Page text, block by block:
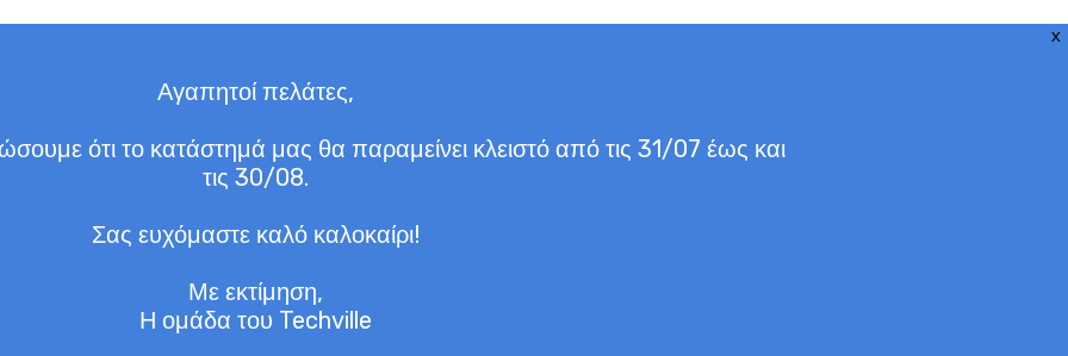
X
Αγαπητοί πελάτες,
ότι το κατάστημά μας θα παραμείνει κλειστό από τις 31/07 έως και
τις 30/08.
Σας ευχόμαστε καλό καλοκαίρι!
Με εκτίμηση,
Η ομάδα του Techville